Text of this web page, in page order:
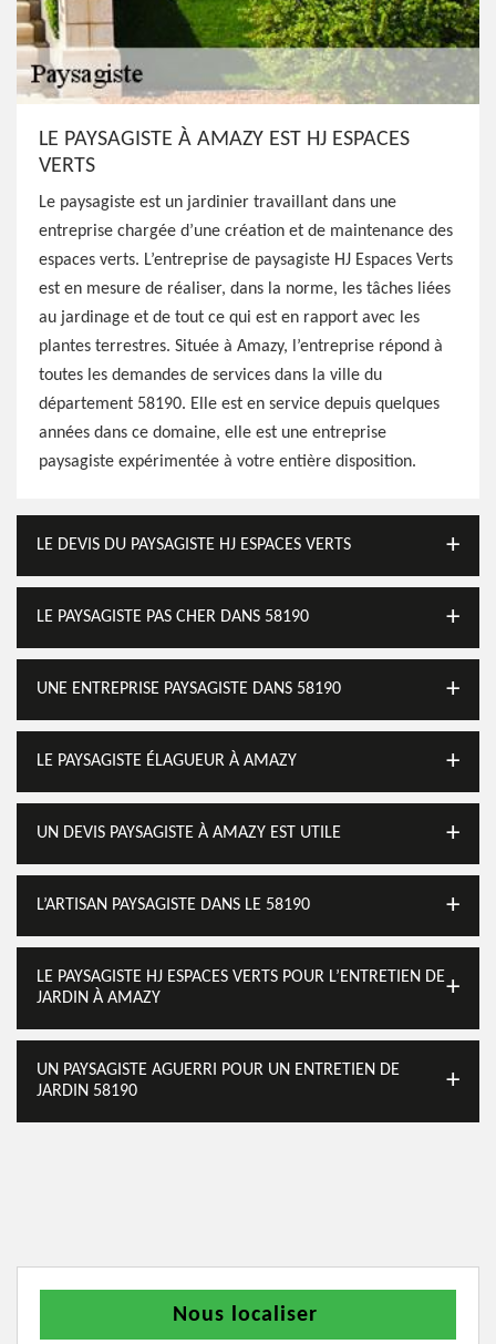
LE PAYSAGISTE À AMAZY EST HJ ESPACES
VERTS
Le paysagiste est un jardinier travaillant dans une
entreprise chargée d’une création et de maintenance des
espaces verts. L’entreprise de paysagiste HJ Espaces Verts
est en mesure de réaliser, dans la norme, les tâches liées
au jardinage et de tout ce qui est en rapport avec les
plantes terrestres. Située à Amazy, l’entreprise répond à
toutes les demandes de services dans la ville du
département 58190. Elle est en service depuis quelques
années dans ce domaine, elle est une entreprise
paysagiste expérimentée à votre entière disposition.
LE DEVIS DU PAYSAGISTE HJ ESPACES VERTS
LE PAYSAGISTE PAS CHER DANS 58190
UNE ENTREPRISE PAYSAGISTE DANS 58190
LE PAYSAGISTE ÉLAGUEUR À AMAZY
UN DEVIS PAYSAGISTE À AMAZY EST UTILE
L’ARTISAN PAYSAGISTE DANS LE 58190
LE PAYSAGISTE HJ ESPACES VERTS POUR L’ENTRETIEN DE
JARDIN À AMAZY
UN PAYSAGISTE AGUERRI POUR UN ENTRETIEN DE
JARDIN 58190
Nous localiser